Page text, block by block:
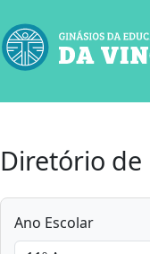
Diretório de
Ano Escolar